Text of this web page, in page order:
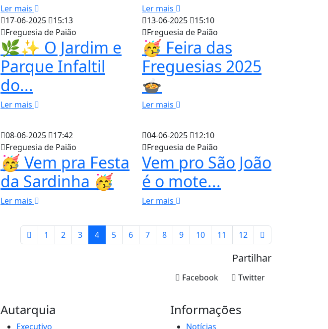
Ler mais
Ler mais
17-06-2025
15:13
Freguesia de Paião
🌿✨ O Jardim e
Parque Infaltil
do...
Ler mais
13-06-2025
15:10
Freguesia de Paião
🥳 Feira das
Freguesias 2025
🍲
Ler mais
08-06-2025
17:42
Freguesia de Paião
🥳 Vem pra Festa
da Sardinha 🥳
Ler mais
04-06-2025
12:10
Freguesia de Paião
Vem pro São João
é o mote...
Ler mais
1 2 3 4 5 6 7 8 9 10 11 12
Partilhar
Twitter
Facebook
Autarquia
Executivo
Informações
Notícias